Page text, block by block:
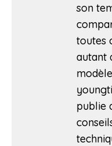
son
toutes
autant
publie